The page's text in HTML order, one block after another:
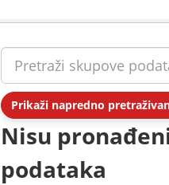
Prikaži napredno
Nisu
podataka